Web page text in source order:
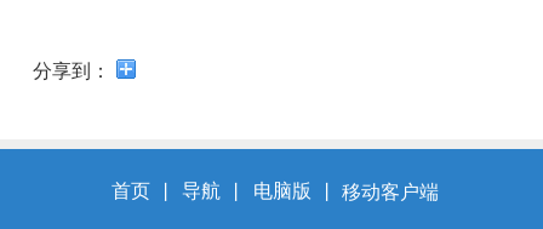
分享到：
首页 丨 导航 丨 电脑版 丨 移动客户端
开